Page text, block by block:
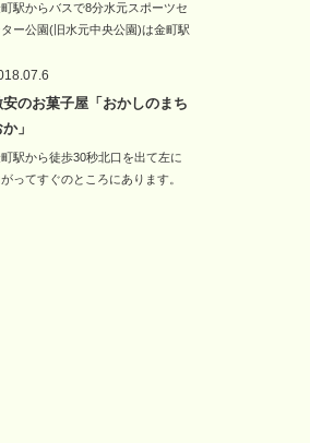
駅からバスで8分水元スポーツセ
ター公園(旧水元中央公園)は金町駅
安のお菓子屋「おかしのまち
」
駅から徒歩30秒北口を出て左に
ってすぐのところにあります。